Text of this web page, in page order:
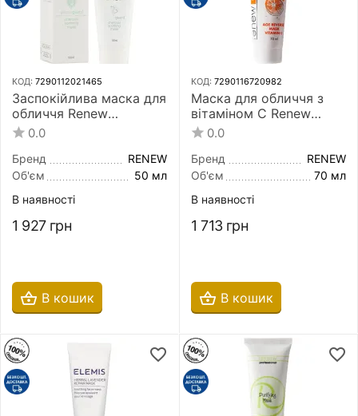
КОД: 7290112021465
Заспокійлива маска для
обличчя Renew
Propioguard Charcoal
Soothing Mask 50 мл на
основі активованого
вугілля
0.0
Бренд
RENEW
Об'єм
50 мл
В наявності
1 927 грн
В кошик
КОД: 7290116720982
Маска для обличчя з
вітаміном С Renew
Vitamin C Age Reverse
Mask 70 мл
0.0
Бренд
RENEW
Об'єм
70 мл
В наявності
1 713 грн
В кошик